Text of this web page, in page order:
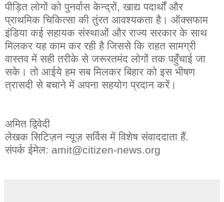
पीड़ित लोगों को पुनर्वास केन्द्रों, खाद्य पदार्थों और
प्राथमिक चिकित्सा की तुंरत आवश्यकता है। ऑक्सफाम
इंडिया कई सहायक संस्थाओं और राज्य सरकार के साथ
मिलकर यह काम कर रही है जिससे कि राहत सामग्री
वास्तव में सही तरीके से जरूरतमंद लोगों तक पहुँचाई जा
सके। तो आईये हम सब मिलकर बिहार को इस भीषण
त्रासदी से बचाने में अपना सहयोग प्रदान करें।
अमित द्विवेदी
लेखक सिटिज़न न्यूज़ सर्विस में विशेष संवाददाता हैं.
संपर्क ईमेल: amit@citizen-news.org